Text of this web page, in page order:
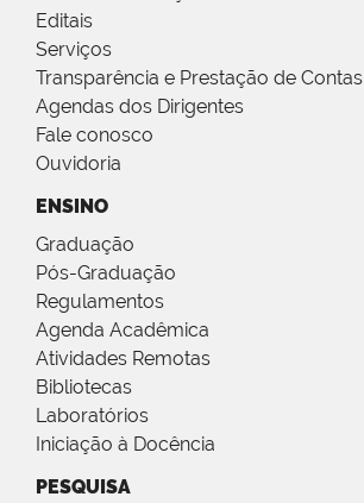
Editais
Serviços
Transparência e Prestação de Contas
Agendas dos Dirigentes
Fale conosco
Ouvidoria
ENSINO
Graduação
Pós-Graduação
Regulamentos
Agenda Acadêmica
Atividades Remotas
Bibliotecas
Laboratórios
Iniciação à Docência
PESQUISA